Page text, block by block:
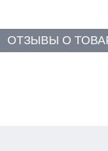
ОТЗЫВЫ О